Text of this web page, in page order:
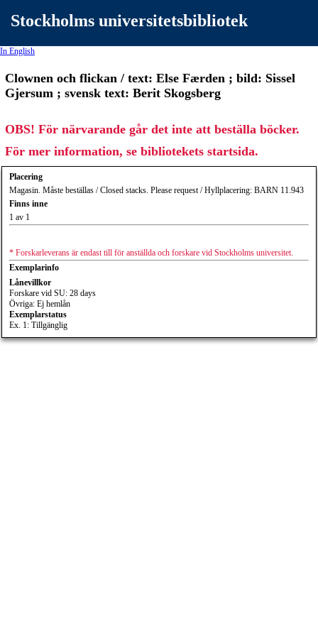
Stockholms universitetsbibliotek
In English
Clownen och flickan / text: Else Færden ; bild: Sissel
Gjersum ; svensk text: Berit Skogsberg
OBS! För närvarande går det inte att beställa böcker.
För mer information, se bibliotekets startsida.
Placering
Magasin. Måste beställas / Closed stacks. Please request / Hyllplacering: BARN 11.943
Finns inne
1 av 1
* Forskarleverans är endast till för anställda och forskare vid Stockholms universitet.
Exemplarinfo
Lånevillkor
Forskare vid SU: 28 days
Övriga: Ej hemlån
Exemplarstatus
Ex. 1: Tillgänglig